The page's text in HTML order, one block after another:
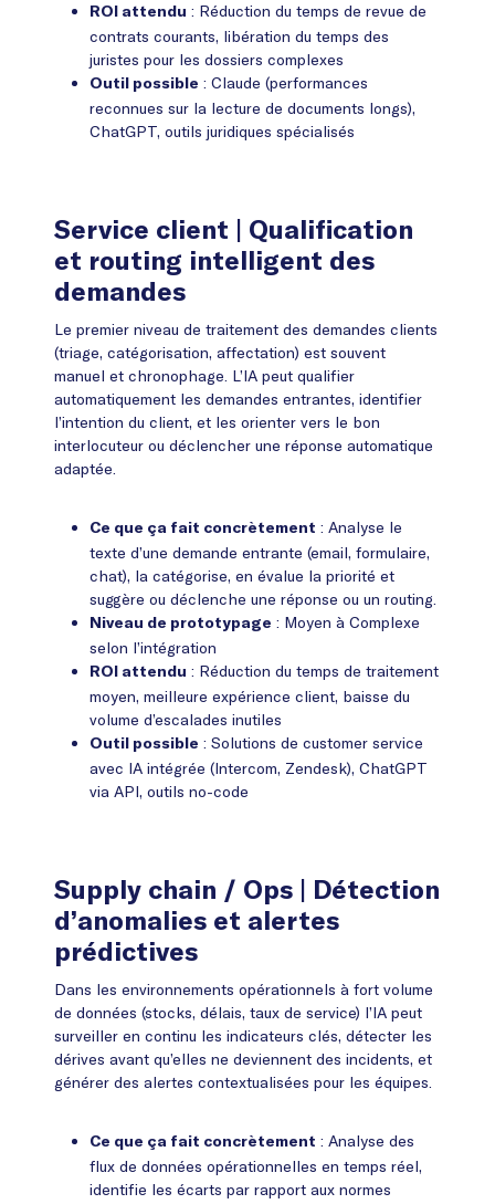
ROI attendu : Réduction du temps de revue de
contrats courants, libération du temps des
juristes pour les dossiers complexes
Outil possible : Claude (performances
reconnues sur la lecture de documents longs),
ChatGPT, outils juridiques spécialisés
Service client | Qualification
et routing intelligent des
demandes
Le premier niveau de traitement des demandes clients
(triage, catégorisation, affectation) est souvent
manuel et chronophage. L’IA peut qualifier
automatiquement les demandes entrantes, identifier
l’intention du client, et les orienter vers le bon
interlocuteur ou déclencher une réponse automatique
adaptée.
Ce que ça fait concrètement : Analyse le
texte d’une demande entrante (email, formulaire,
chat), la catégorise, en évalue la priorité et
suggère ou déclenche une réponse ou un routing.
Niveau de prototypage : Moyen à Complexe
selon l’intégration
ROI attendu : Réduction du temps de traitement
moyen, meilleure expérience client, baisse du
volume d’escalades inutiles
Outil possible : Solutions de customer service
avec IA intégrée (Intercom, Zendesk), ChatGPT
via API, outils no-code
Supply chain / Ops | Détection
d’anomalies et alertes
prédictives
Dans les environnements opérationnels à fort volume
de données (stocks, délais, taux de service) l’IA peut
surveiller en continu les indicateurs clés, détecter les
dérives avant qu’elles ne deviennent des incidents, et
générer des alertes contextualisées pour les équipes.
Ce que ça fait concrètement : Analyse des
flux de données opérationnelles en temps réel,
identifie les écarts par rapport aux normes